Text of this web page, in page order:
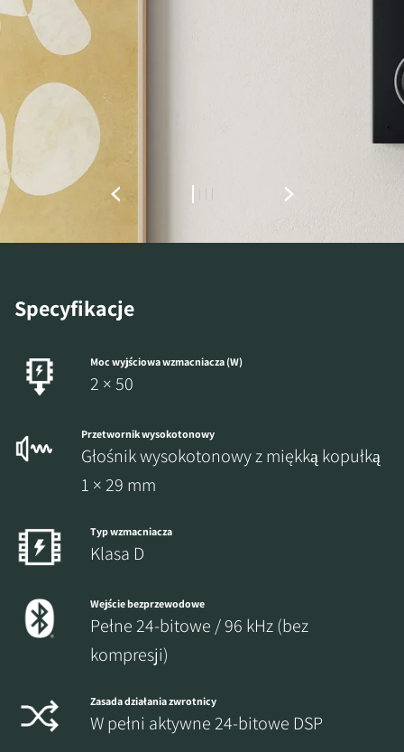
Specyfikacje
Moc wyjściowa wzmacniacza (W)
2 × 50
Przetwornik wysokotonowy
Głośnik wysokotonowy z miękką kopułką
1 × 29 mm
Typ wzmacniacza
Klasa D
Wejście bezprzewodowe
Pełne 24-bitowe / 96 kHz (bez
kompresji)
Zasada działania zwrotnicy
W pełni aktywne 24-bitowe DSP
ZAREJESTRUJ SIĘ, ABY
Wypełnij formularz, aby uzyskać
natychmiastowy dostęp do wszystkich
zablokowanych plików do pobrania w
witrynie.